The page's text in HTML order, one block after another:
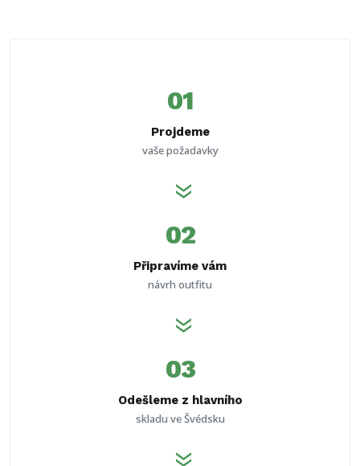
01
Projdeme
vaše požadavky
double_arrow
02
Připravíme vám
návrh outfitu
double_arrow
03
Odešleme z hlavního
skladu ve Švédsku
double_arrow